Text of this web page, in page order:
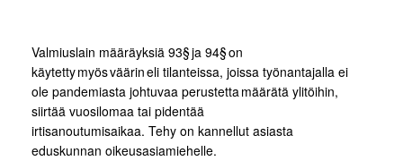
Valmiuslain määräyksiä 93§ ja 94§ on
käytetty myös väärin eli tilanteissa, joissa työnantajalla ei
ole pandemiasta johtuvaa perustetta määrätä ylitöihin,
siirtää vuosilomaa tai pidentää
irtisanoutumisaikaa. Tehy on kannellut asiasta
eduskunnan oikeusasiamiehelle.